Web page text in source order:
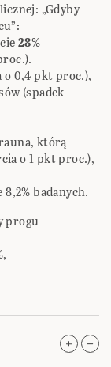
„Gdyby
28%
o 0,4 pkt proc.),
(spadek
którą
o 1 pkt proc.),
badanych.
progu